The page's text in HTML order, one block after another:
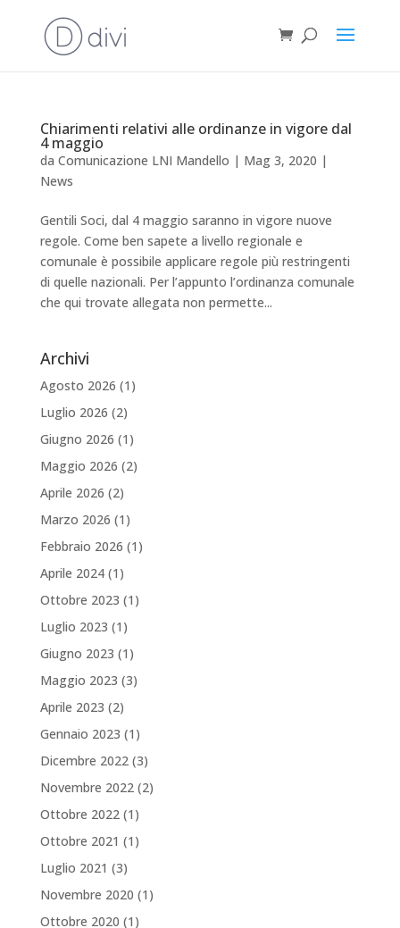
Chiarimenti relativi alle ordinanze in vigore dal
4 maggio
da Comunicazione LNI Mandello | Mag 3, 2020 |
News
Gentili Soci, dal 4 maggio saranno in vigore nuove
regole. Come ben sapete a livello regionale e
comunale è possibile applicare regole più restringenti
di quelle nazionali. Per l’appunto l’ordinanza comunale
che qui trovate allegata non permette...
Archivi
Agosto 2026 (1)
Luglio 2026 (2)
Giugno 2026 (1)
Maggio 2026 (2)
Aprile 2026 (2)
Marzo 2026 (1)
Febbraio 2026 (1)
Aprile 2024(1)
Ottobre 2023 (1)
Luglio 2023 (1)
Giugno 2023 (1)
Maggio 2023 (3)
Aprile 2023 (2)
Gennaio 2023 (1)
Dicembre 2022(3)
Novembre 2022(2)
Ottobre 2022(1)
Ottobre 2021 (1)
Luglio 2021 (3)
Novembre 2020 (1)
Ottobre 2020 (1)